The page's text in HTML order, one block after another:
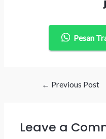
Pesan
Post← Previous Post
Leave a